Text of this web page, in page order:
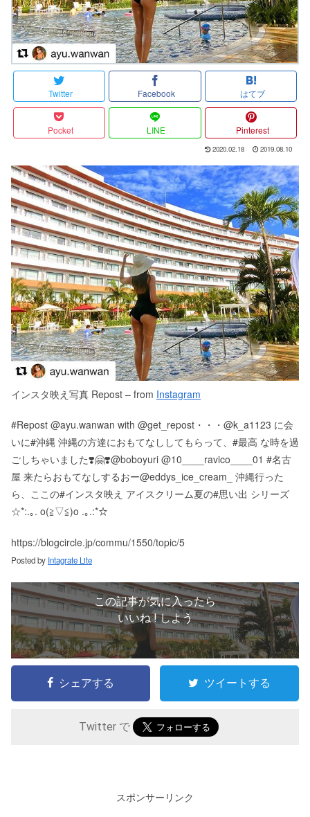
Twitter Facebook はてブ
Pocket LINE Pinterest
2020.02.18 2019.08.10
インスタ映え写真 Repost – from Instagram
#Repost @ayu.wanwan with @get_repost・・・@k_a1123 に会
いに#沖縄 沖縄の方達におもてなししてもらって、#最高 な時を過
ごしちゃいました❣️🤗❣️@boboyuri @10____ravico____01 #名古
屋 来たらおもてなしするおー️@eddys_ice_cream_ 沖縄行った
ら、ここの#インスタ映え アイスクリーム夏の#思い出 シリーズ
☆*:.｡. o(≧▽≦)o .｡.:*☆
https://blogcircle.jp/commu/1550/topic/5
Posted by Intagrate Lite
この記事が気に入ったら
いいね ! しよう
シェアする ツイートする
Twitter で
スポンサーリンク